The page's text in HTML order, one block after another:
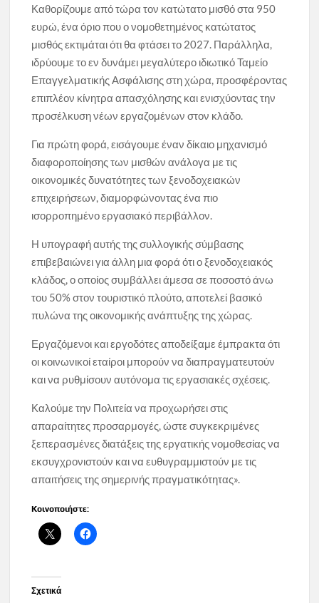
Καθορίζουμε από τώρα τον κατώτατο μισθό στα 950
ευρώ, ένα όριο που ο νομοθετημένος κατώτατος
μισθός εκτιμάται ότι θα φτάσει το 2027. Παράλληλα,
ιδρύουμε το εν δυνάμει μεγαλύτερο ιδιωτικό Ταμείο
Επαγγελματικής Ασφάλισης στη χώρα, προσφέροντας
επιπλέον κίνητρα απασχόλησης και ενισχύοντας την
προσέλκυση νέων εργαζομένων στον κλάδο.
Για πρώτη φορά, εισάγουμε έναν δίκαιο μηχανισμό
διαφοροποίησης των μισθών ανάλογα με τις
οικονομικές δυνατότητες των ξενοδοχειακών
επιχειρήσεων, διαμορφώνοντας ένα πιο
ισορροπημένο εργασιακό περιβάλλον.
Η υπογραφή αυτής της συλλογικής σύμβασης
επιβεβαιώνει για άλλη μια φορά ότι ο ξενοδοχειακός
κλάδος, ο οποίος συμβάλλει άμεσα σε ποσοστό άνω
του 50% στον τουριστικό πλούτο, αποτελεί βασικό
πυλώνα της οικονομικής ανάπτυξης της χώρας.
Εργαζόμενοι και εργοδότες αποδείξαμε έμπρακτα ότι
οι κοινωνικοί εταίροι μπορούν να διαπραγματευτούν
και να ρυθμίσουν αυτόνομα τις εργασιακές σχέσεις.
Καλούμε την Πολιτεία να προχωρήσει στις
απαραίτητες προσαρμογές, ώστε συγκεκριμένες
ξεπερασμένες διατάξεις της εργατικής νομοθεσίας να
εκσυγχρονιστούν και να ευθυγραμμιστούν με τις
απαιτήσεις της σημερινής πραγματικότητας».
Κοινοποιήστε:
Σχετικά